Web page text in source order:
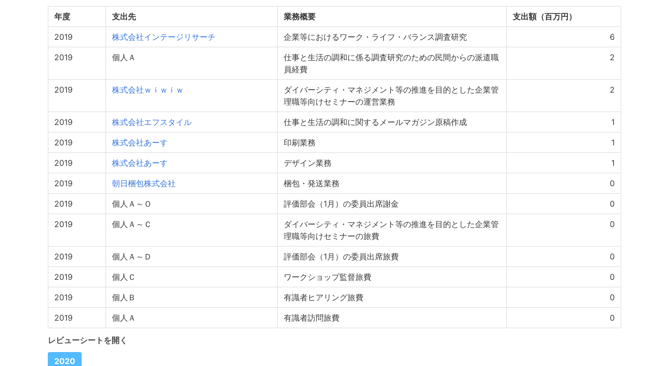
年度 支出先 業務概要 支出額（百万円）
2019 株式会社インテージリサーチ 企業等におけるワーク・ライフ・バランス調査研究 6
2019 個人Ａ
仕事と生活の調和に係る調査研究のための民間からの派遣職
員経費
2
2019 株式会社ｗｉｗｉｗ
ダイバーシティ・マネジメント等の推進を目的とした企業管
理職等向けセミナーの運営業務
2
2019 株式会社エフスタイル 仕事と生活の調和に関するメールマガジン原稿作成 1
2019 株式会社あーす 印刷業務 1
2019 株式会社あーす デザイン業務 1
2019 朝日梱包株式会社 梱包・発送業務 0
2019 個人Ａ～Ｏ 評価部会（1月）の委員出席謝金 0
2019 個人Ａ～Ｃ
ダイバーシティ・マネジメント等の推進を目的とした企業管
理職等向けセミナーの旅費
0
2019 個人Ａ～Ｄ 評価部会（1月）の委員出席旅費 0
2019 個人Ｃ ワークショップ監督旅費 0
2019 個人Ｂ 有識者ヒアリング旅費 0
2019 個人Ａ 有識者訪問旅費 0
レビューシートを開く
2020